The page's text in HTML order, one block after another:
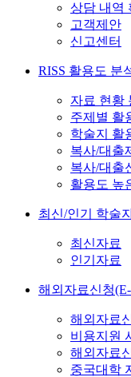
상담 내역
고객제안
신고센터
RISS 활용도 분
자료 현황
주제별 활
학술지 활
복사/대출
복사/대출
활용도 높
최신/인기 학술
최신자료
인기자료
해외자료신청
해외자료
비용지원
해외자료
중국대학